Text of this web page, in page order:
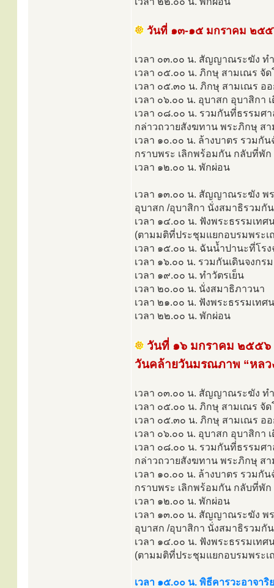
วันที่ ๑๓-๑๕ มกราคม ๒๕
เวลา ๐๓.๐๐ น. สัญญาณระฆัง ท
เวลา ๐๕.๐๐ น. ภิกษุ สามเณร จั
เวลา ๐๕.๓๐ น. ภิกษุ สามเณร
เวลา ๐๖.๐๐ น. อุบาสก อุบาสิกา
เวลา ๐๘.๐๐ น. รวมกันที่ธรรมศ
กล่าวถวายสังฆทาน พระภิกษุ ส
เวลา ๑๐.๐๐ น. ล้างบาตร รวมกั
กราบพระ เลิกพร้อมกัน กลับที่พัก
เวลา ๑๒.๐๐ น. พักผ่อน
เวลา ๑๓.๐๐ น. สัญญาณระฆัง พ
อุบาสก /อุบาสิกา นั่งสมาธิรวมกั
เวลา ๑๔.๐๐ น. ฟังพระธรรมเทศ
(ตามมติที่ประชุมแยกอบรมพระ
เวลา ๑๕.๐๐ น. ฉันนํ้าปานะที่โร
เวลา ๑๖.๐๐ น. รวมกันเดินจงกรม
เวลา ๑๙.๐๐ น. ทำวัตรเย็น
เวลา ๒๐.๐๐ น. นั่งสมาธิภาวนา
เวลา ๒๑.๐๐ น. ฟังพระธรรมเทศ
เวลา ๒๒.๐๐ น. พักผ่อน
วันที่ ๑๖ มกราคม ๒๕๕๖
วันคล้ายวันมรณภาพ “หลว
เวลา ๐๓.๐๐ น. สัญญาณระฆัง ท
เวลา ๐๕.๐๐ น. ภิกษุ สามเณร จั
เวลา ๐๕.๓๐ น. ภิกษุ สามเณร
เวลา ๐๖.๐๐ น. อุบาสก อุบาสิกา
เวลา ๐๘.๐๐ น. รวมกันที่ธรรมศ
กล่าวถวายสังฆทาน พระภิกษุ ส
เวลา ๑๐.๐๐ น. ล้างบาตร รวมกั
กราบพระ เลิกพร้อมกัน กลับที่พัก
เวลา ๑๒.๐๐ น. พักผ่อน
เวลา ๑๓.๐๐ น. สัญญาณระฆัง พ
อุบาสก /อุบาสิกา นั่งสมาธิรวมกั
เวลา ๑๔.๐๐ น. ฟังพระธรรมเทศ
(ตามมติที่ประชุมแยกอบรมพระ
เวลา ๑๕.๐๐ น. พิธีคารวะอาจา